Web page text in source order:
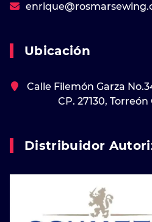
Ubicación
Calle Filemón Garza
CP. 27130,
Distribuidor